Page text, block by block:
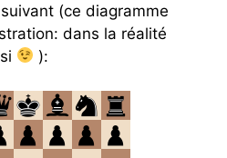
(ce diagramme
dans la réalité
):